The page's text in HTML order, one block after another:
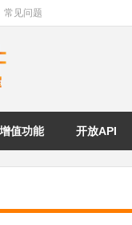
常见问题
增值功能 开放API